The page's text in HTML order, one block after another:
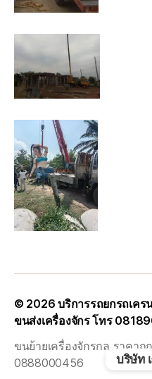
© 2026บริการรถยกรถเคร
ขนส่งเครื่องจักร โทร
ขนย้ายเครื่องจักรกล ราคา
0888000456
บริษัท